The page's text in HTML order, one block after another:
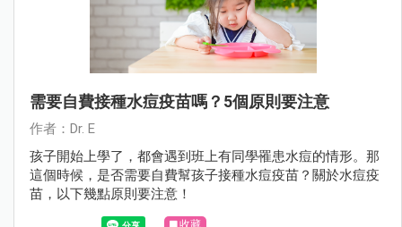
需要自費接種水痘疫苗嗎？5個原則要注意
作者：Dr. E
孩子開始上學了，都會遇到班上有同學罹患水痘的情形。那
這個時候，是否需要自費幫孩子接種水痘疫苗？關於水痘疫
苗，以下幾點原則要注意！
收藏